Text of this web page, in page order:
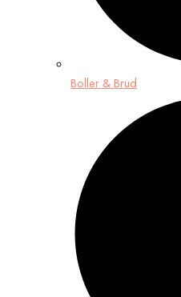
Boller & Brud